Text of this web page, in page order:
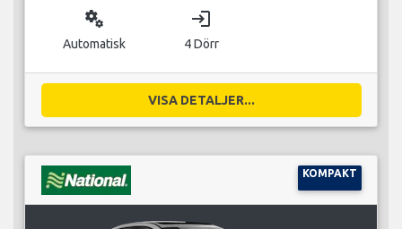
miscellaneous_services
Automatisk
login
4 Dörr
VISA DETALJER...
KOMPAKT